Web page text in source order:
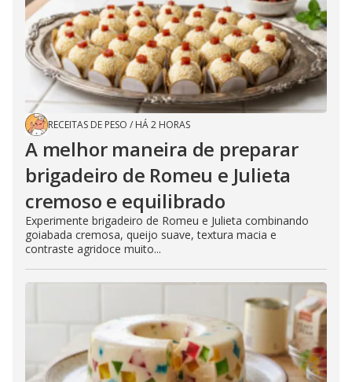
RECEITAS DE PESO / HÁ 2 HORAS
A melhor maneira de preparar
brigadeiro de Romeu e Julieta
cremoso e equilibrado
Experimente brigadeiro de Romeu e Julieta combinando
goiabada cremosa, queijo suave, textura macia e
contraste agridoce muito...